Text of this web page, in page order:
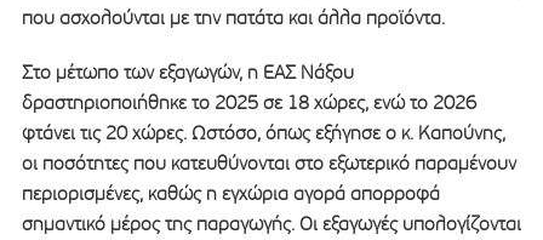
που ασχολούνται με την πατάτα και άλλα προϊόντα.
Στο μέτωπο των εξαγωγών, η ΕΑΣ Νάξου
δραστηριοποιήθηκε το 2025 σε 18 χώρες, ενώ το 2026
φτάνει τις 20 χώρες. Ωστόσο, όπως εξήγησε ο κ. Καπούνης,
οι ποσότητες που κατευθύνονται στο εξωτερικό παραμένουν
περιορισμένες, καθώς η εγχώρια αγορά απορροφά
σημαντικό μέρος της παραγωγής. Οι εξαγωγές υπολογίζονται